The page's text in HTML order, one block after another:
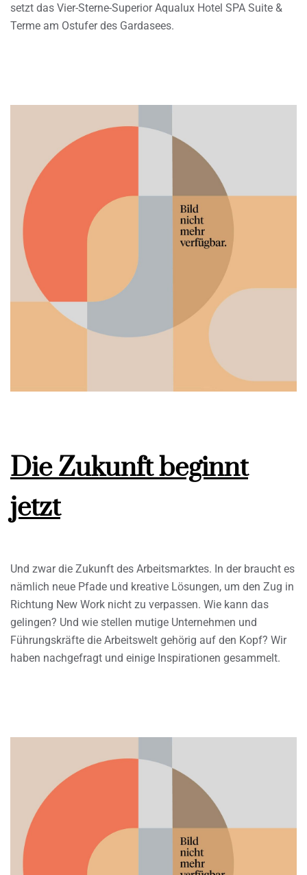
setzt das Vier-Sterne-Superior Aqualux Hotel SPA Suite &
Terme am Ostufer des Gardasees.
Die Zukunft beginnt
jetzt
Und zwar die Zukunft des Arbeitsmarktes. In der braucht es
nämlich neue Pfade und kreative Lösungen, um den Zug in
Richtung New Work nicht zu verpassen. Wie kann das
gelingen? Und wie stellen mutige Unternehmen und
Führungskräfte die Arbeitswelt gehörig auf den Kopf? Wir
haben nachgefragt und einige Inspirationen gesammelt.